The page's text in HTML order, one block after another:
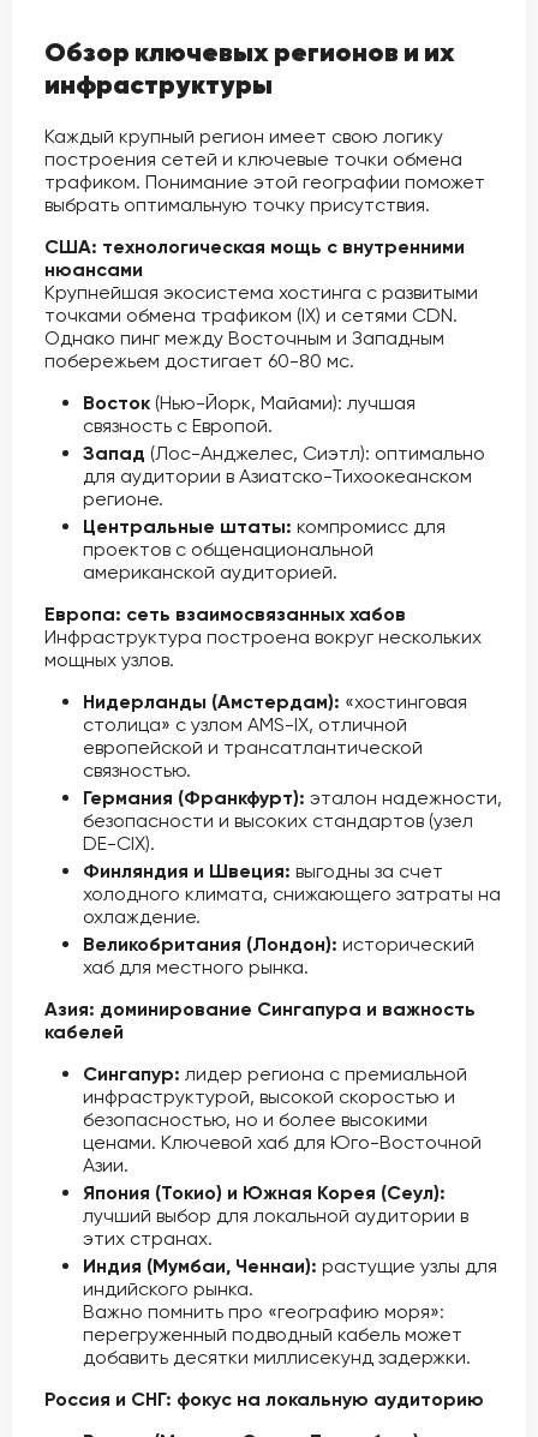
Обзор ключевых регионов и их
инфраструктуры
Каждый крупный регион имеет свою логику
построения сетей и ключевые точки обмена
трафиком. Понимание этой географии поможет
выбрать оптимальную точку присутствия.
США: технологическая мощь с внутренними
нюансами
Крупнейшая экосистема хостинга с развитыми
точками обмена трафиком (IX) и сетями CDN.
Однако пинг между Восточным и Западным
побережьем достигает 60-80 мс.
Восток (Нью-Йорк, Майами): лучшая
связность с Европой.
Запад (Лос-Анджелес, Сиэтл): оптимально
для аудитории в Азиатско-Тихоокеанском
регионе.
Центральные штаты: компромисс для
проектов с общенациональной
американской аудиторией.
Европа: сеть взаимосвязанных хабов
Инфраструктура построена вокруг нескольких
мощных узлов.
Нидерланды (Амстердам): «хостинговая
столица» с узлом AMS-IX, отличной
европейской и трансатлантической
связностью.
Германия (Франкфурт): эталон надежности,
безопасности и высоких стандартов (узел
DE-CIX).
Финляндия и Швеция: выгодны за счет
холодного климата, снижающего затраты на
охлаждение.
Великобритания (Лондон): исторический
хаб для местного рынка.
Азия: доминирование Сингапура и важность
кабелей
Сингапур: лидер региона с премиальной
инфраструктурой, высокой скоростью и
безопасностью, но и более высокими
ценами. Ключевой хаб для Юго-Восточной
Азии.
Япония (Токио) и Южная Корея (Сеул):
лучший выбор для локальной аудитории в
этих странах.
Индия (Мумбаи, Ченнаи): растущие узлы для
индийского рынка.
Важно помнить про «географию моря»:
перегруженный подводный кабель может
добавить десятки миллисекунд задержки.
Россия и СНГ: фокус на локальную аудиторию